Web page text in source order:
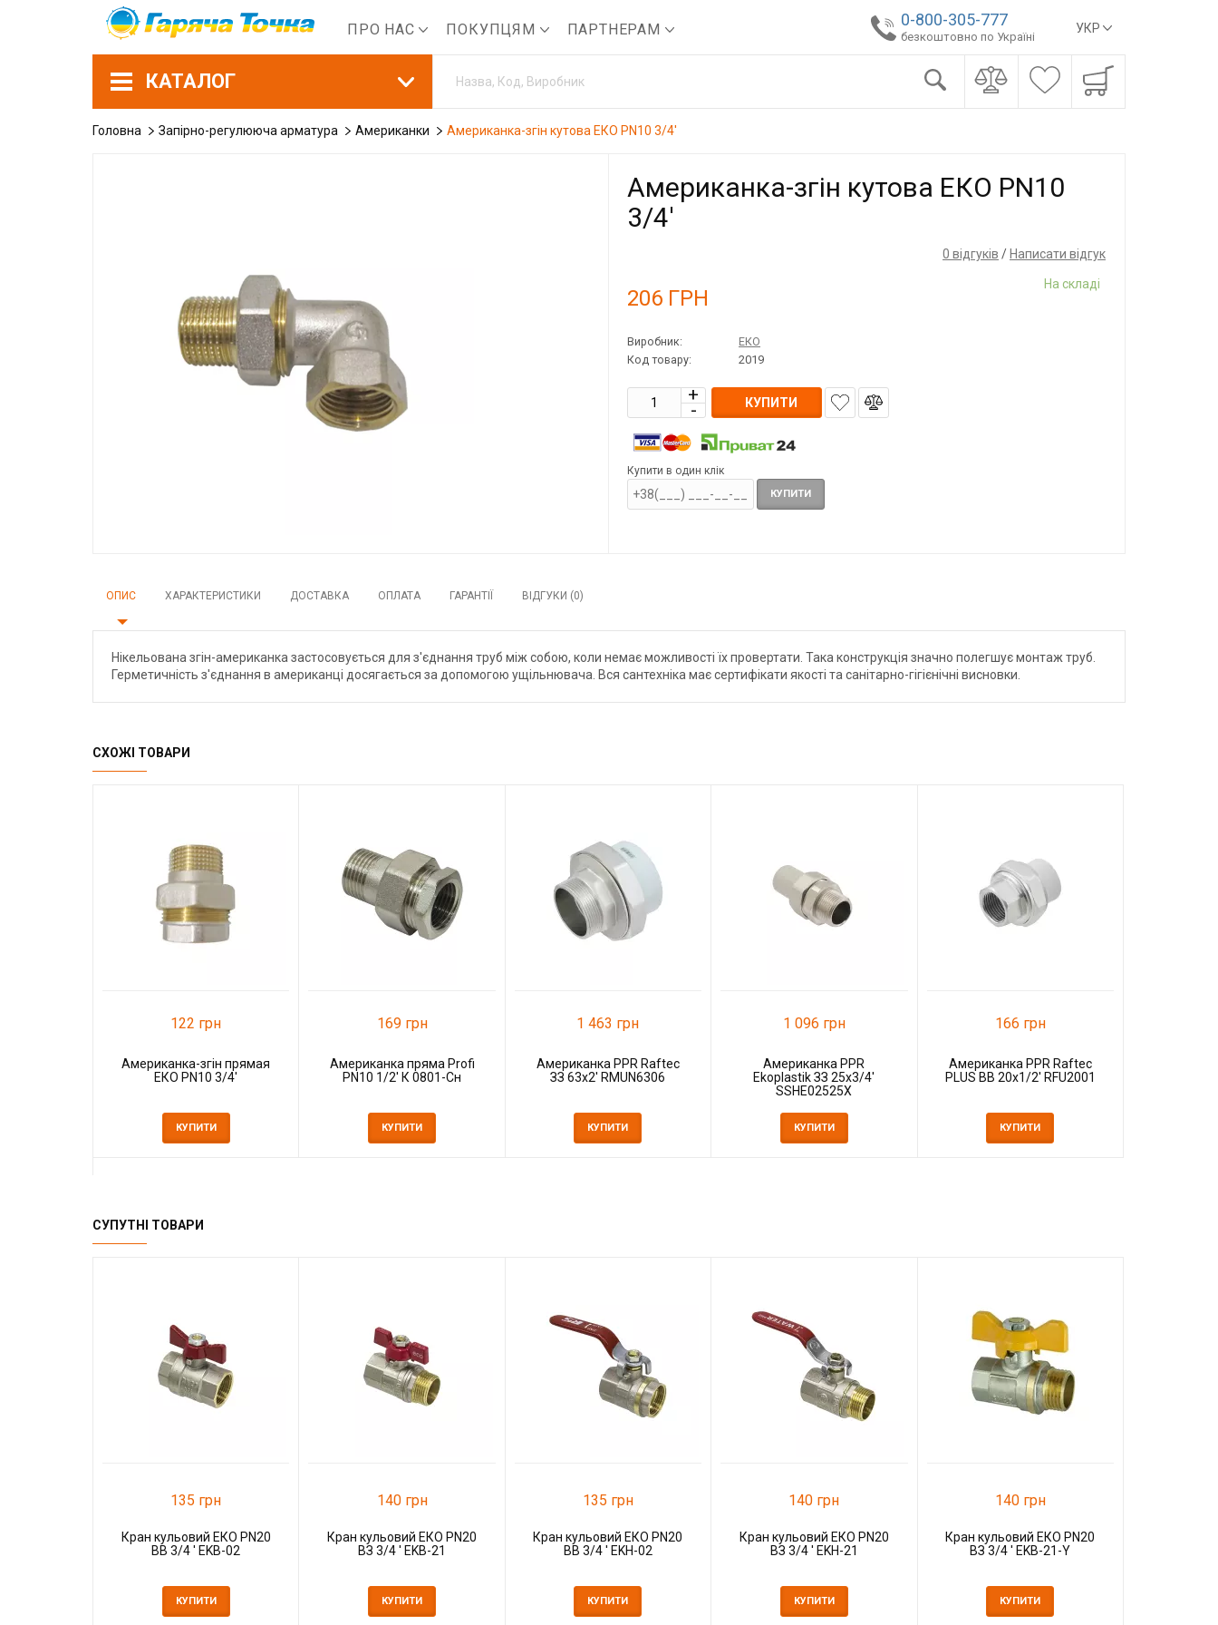
ПРО НАС ПОКУПЦЯМ ПАРТНЕРАМ УКР
0-800-305-777
безкоштовно по Україні
КАТАЛОГ
Головна Запірно-регулююча арматура Американки Американка-згін кутова ЕКО PN10 3/4'
Американка-згін кутова ЕКО PN10
3/4'
0 відгуків / Написати відгук
206 ГРН
На складі
Виробник:
ЕКО
Код товару:
2019
КУПИТИ
Купити в один клік
КУПИТИ
ОПИС ХАРАКТЕРИСТИКИ ДОСТАВКА ОПЛАТА ГАРАНТІЇ ВІДГУКИ (0)
Нікельована згін-американка застосовується для з'єднання труб між собою, коли немає можливості їх провертати. Така конструкція значно полегшує монтаж труб.
Герметичність з'єднання в американці досягається за допомогою ущільнювача. Вся сантехніка має сертифікати якості та санітарно-гігієнічні висновки.
СХОЖІ ТОВАРИ
122 грн
Американка-згін прямая
ЕКО PN10 3/4'
КУПИТИ
169 грн
Американка пряма Profi
PN10 1/2' К 0801-Сн
КУПИТИ
1 463 грн
Американка PPR Raftec
ЗЗ 63х2' RMUN6306
КУПИТИ
1 096 грн
Американка PPR
Ekoplastik ЗЗ 25x3/4'
SSHE02525X
КУПИТИ
166 грн
Американка PPR Raftec
PLUS ВВ 20x1/2' RFU2001
КУПИТИ
СУПУТНІ ТОВАРИ
135 грн
Кран кульовий ЕКО PN20
ВВ 3/4 ' EKB-02
КУПИТИ
140 грн
Кран кульовий ЕКО PN20
ВЗ 3/4 ' EKB-21
КУПИТИ
135 грн
Кран кульовий ЕКО PN20
ВВ 3/4 ' EKH-02
КУПИТИ
140 грн
Кран кульовий ЕКО PN20
ВЗ 3/4 ' EKH-21
КУПИТИ
140 грн
Кран кульовий ЕКО PN20
ВЗ 3/4 ' EKB-21-Y
КУПИТИ